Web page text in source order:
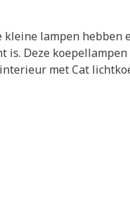
lampen hebben
Deze
met Cat